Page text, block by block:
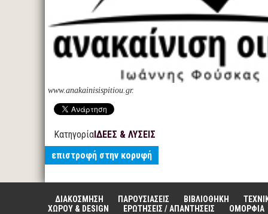
www.anakainisispitiou.gr.
ΚατηγορίαΙΔΕΕΣ & ΛΥΣΕΙΣ
επιστροφή στην κορυφή
ΔΙΑΚΟΣΜΗΣΗ ΠΑΡΟΥΣΙΑΣΕΙΣ ΒΙΒΛΙΟΘΗΚΗ
ΧΩΡΟΥ & DESIGN
ΕΡΩΤΗΣΕΙΣ / ΑΠΑΝΤΗΣΕΙΣ ΟΜΟΡΦΙΑ